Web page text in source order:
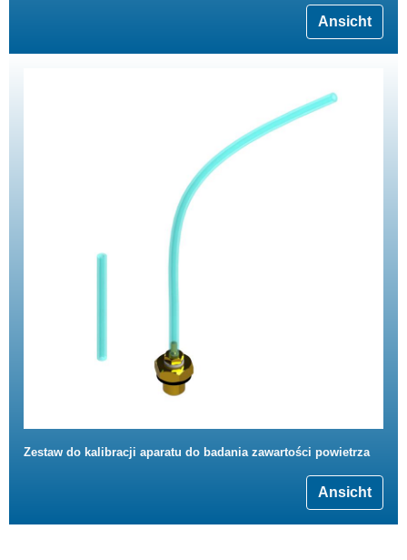
Ansicht
Zestaw do kalibracji aparatu do badania zawartości powietrza
Ansicht